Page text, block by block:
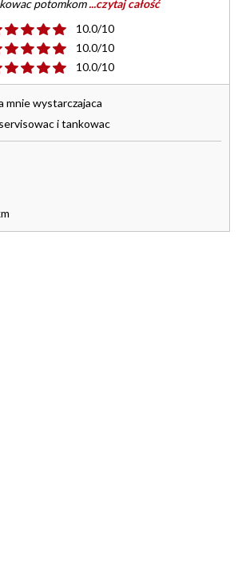
potomkom...czytaj całość
10.0/10
10.0/10
10.0/10
mnie wystarczajaca
i tankowac